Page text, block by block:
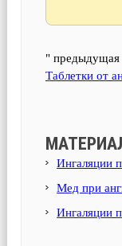
" предыдущая
Таблетки от
Ингаляции
Мед при
Ингаляции